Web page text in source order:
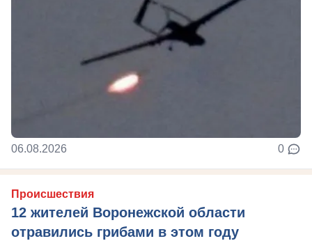
06.08.2026 0
Происшествия
12 жителей Воронежской области
отравились грибами в этом году